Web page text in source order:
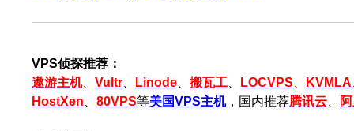
VPS侦探推荐：
遨游主机、 Vultr Linode 搬瓦工 LOCVPS KVMLA
HostXen
80VPS等美国VPS主机，国内推荐腾讯云